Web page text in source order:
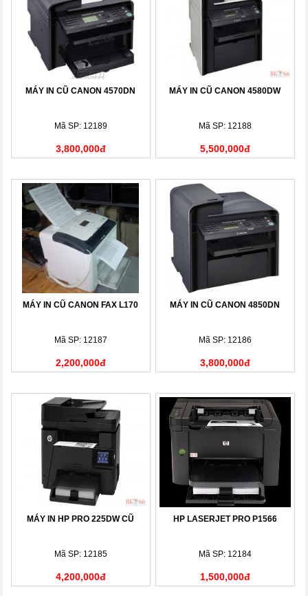
MÁY IN CŨ CANON 4570DN
Mã SP: 12189
3,800,000đ
MÁY IN CŨ CANON 4580DW
Mã SP: 12188
5,500,000đ
MÁY IN CŨ CANON FAX L170
Mã SP: 12187
2,200,000đ
MÁY IN CŨ CANON 4850DN
Mã SP: 12186
3,800,000đ
MÁY IN HP PRO 225DW CŨ
Mã SP: 12185
4,200,000đ
HP LASERJET PRO P1566
Mã SP: 12184
1,500,000đ